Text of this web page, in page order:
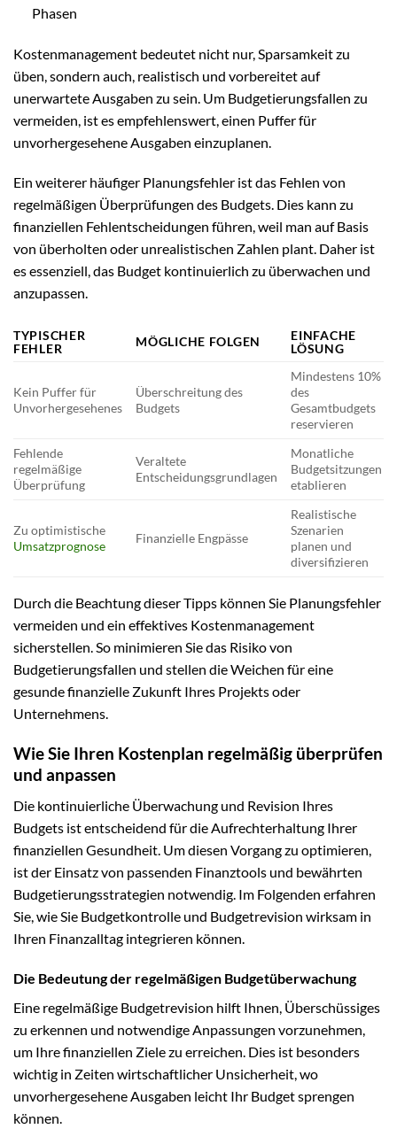
Phasen
Kostenmanagement bedeutet nicht nur, Sparsamkeit zu
üben, sondern auch, realistisch und vorbereitet auf
unerwartete Ausgaben zu sein. Um Budgetierungsfallen zu
vermeiden, ist es empfehlenswert, einen Puffer für
unvorhergesehene Ausgaben einzuplanen.
Ein weiterer häufiger Planungsfehler ist das Fehlen von
regelmäßigen Überprüfungen des Budgets. Dies kann zu
finanziellen Fehlentscheidungen führen, weil man auf Basis
von überholten oder unrealistischen Zahlen plant. Daher ist
es essenziell, das Budget kontinuierlich zu überwachen und
anzupassen.
TYPISCHER
FEHLER
MÖGLICHE FOLGEN
EINFACHE
LÖSUNG
Kein Puffer für
Unvorhergesehenes
Überschreitung des
Budgets
Mindestens 10%
des
Gesamtbudgets
reservieren
Fehlende
regelmäßige
Überprüfung
Veraltete
Entscheidungsgrundlagen
Monatliche
Budgetsitzungen
etablieren
Zu optimistische
Umsatzprognose
Finanzielle Engpässe
Realistische
Szenarien
planen und
diversifizieren
Durch die Beachtung dieser Tipps können Sie Planungsfehler
vermeiden und ein effektives Kostenmanagement
sicherstellen. So minimieren Sie das Risiko von
Budgetierungsfallen und stellen die Weichen für eine
gesunde finanzielle Zukunft Ihres Projekts oder
Unternehmens.
Wie Sie Ihren Kostenplan regelmäßig überprüfen
und anpassen
Die kontinuierliche Überwachung und Revision Ihres
Budgets ist entscheidend für die Aufrechterhaltung Ihrer
finanziellen Gesundheit. Um diesen Vorgang zu optimieren,
ist der Einsatz von passenden Finanztools und bewährten
Budgetierungsstrategien notwendig. Im Folgenden erfahren
Sie, wie Sie Budgetkontrolle und Budgetrevision wirksam in
Ihren Finanzalltag integrieren können.
Die Bedeutung der regelmäßigen Budgetüberwachung
Eine regelmäßige Budgetrevision hilft Ihnen, Überschüssiges
zu erkennen und notwendige Anpassungen vorzunehmen,
um Ihre finanziellen Ziele zu erreichen. Dies ist besonders
wichtig in Zeiten wirtschaftlicher Unsicherheit, wo
unvorhergesehene Ausgaben leicht Ihr Budget sprengen
können.